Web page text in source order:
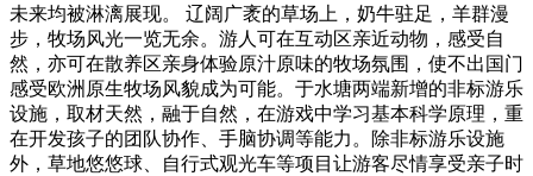
未来均被淋漓展现。 辽阔广袤的草场上，奶牛驻足，羊群漫
步，牧场风光一览无余。游人可在互动区亲近动物，感受自
然，亦可在散养区亲身体验原汁原味的牧场氛围，使不出国门
感受欧洲原生牧场风貌成为可能。于水塘两端新增的非标游乐
设施，取材天然，融于自然，在游戏中学习基本科学原理，重
在开发孩子的团队协作、手脑协调等能力。除非标游乐设施
外，草地悠悠球、自行式观光车等项目让游客尽情享受亲子时